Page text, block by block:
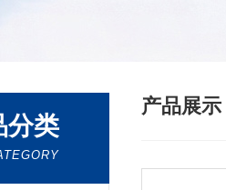
分类
产品展示